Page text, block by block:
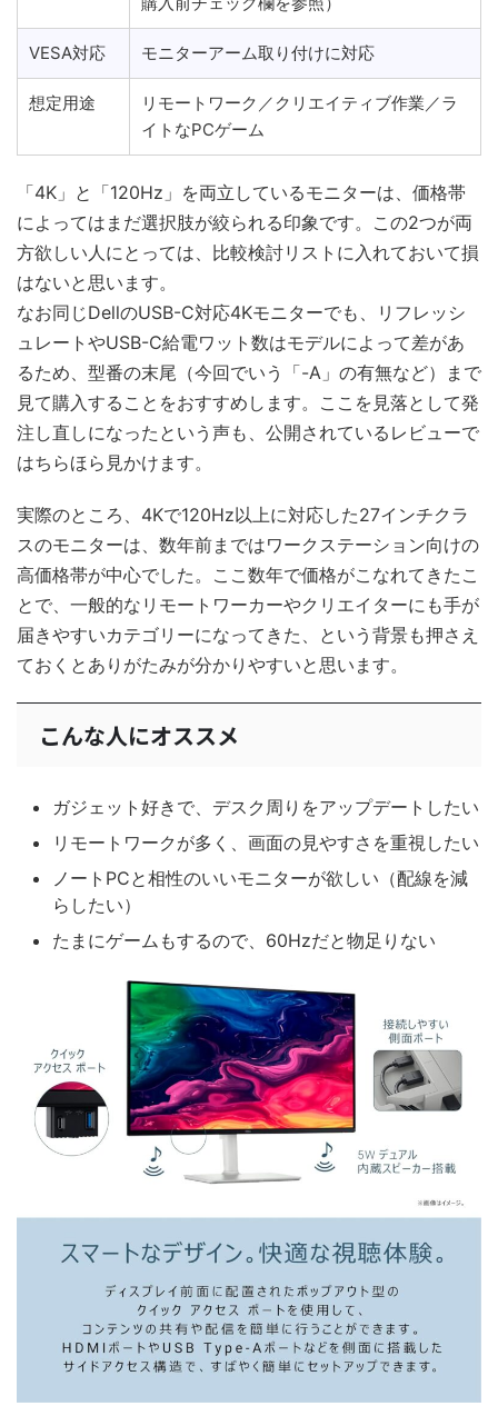
VESA対応 モニターアーム取り付けに対応
想定用途
リモートワーク／クリエイティブ作業／ラ
イトなPCゲーム
「4K」と「120Hz」を両立しているモニターは、価格帯
によってはまだ選択肢が絞られる印象です。この2つが両
方欲しい人にとっては、比較検討リストに入れておいて損
はないと思います。
なお同じDellのUSB-C対応4Kモニターでも、リフレッシ
ュレートやUSB-C給電ワット数はモデルによって差があ
るため、型番の末尾（今回でいう「-A」の有無など）まで
見て購入することをおすすめします。ここを見落として発
注し直しになったという声も、公開されているレビューで
はちらほら見かけます。
実際のところ、4Kで120Hz以上に対応した27インチクラ
スのモニターは、数年前まではワークステーション向けの
高価格帯が中心でした。ここ数年で価格がこなれてきたこ
とで、一般的なリモートワーカーやクリエイターにも手が
届きやすいカテゴリーになってきた、という背景も押さえ
ておくとありがたみが分かりやすいと思います。
こんな人にオススメ
ガジェット好きで、デスク周りをアップデートしたい
リモートワークが多く、画面の見やすさを重視したい
ノートPCと相性のいいモニターが欲しい（配線を減
らしたい）
たまにゲームもするので、60Hzだと物足りない